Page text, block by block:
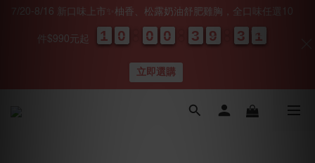
7/20-8/16 新口味上市✨柚香、松露奶油舒肥雞胸，全口味任選10
件$990元起 1
1
1
1 0
0
0
0 0
0
0
0 0
0
0
0 3
3
3
3 9
9
9
9 3
3
2 0
0
0
0
9
立即選購